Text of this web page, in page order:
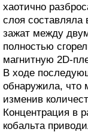
хаотично
слоя составляла
зажат между
полностью
магнитную 2D-
В ходе
обнаружила, что
изменив
Концентрация в
кобальта